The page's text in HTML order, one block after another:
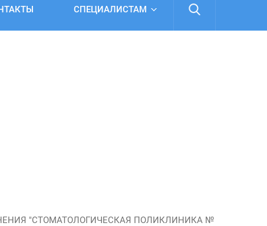
СПЕЦИАЛИСТАМ
"СТОМАТОЛОГИЧЕСКАЯ ПОЛИКЛИНИКА №